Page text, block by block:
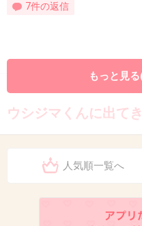
7件の返信
ウシジマくんに出て
2026/07/08(水) 16:56:58
人は見た目による
もっと見
人気順一覧へ